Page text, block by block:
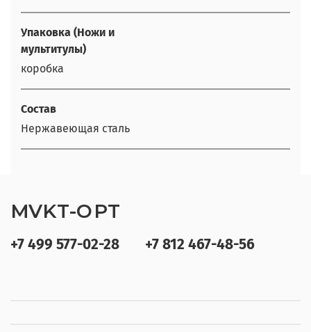
Упаковка (Ножи и
мультитулы)
коробка
Состав
Нержавеющая сталь
+7 499 577-02-28 +7 812 467-48-56
MVKT-OPT